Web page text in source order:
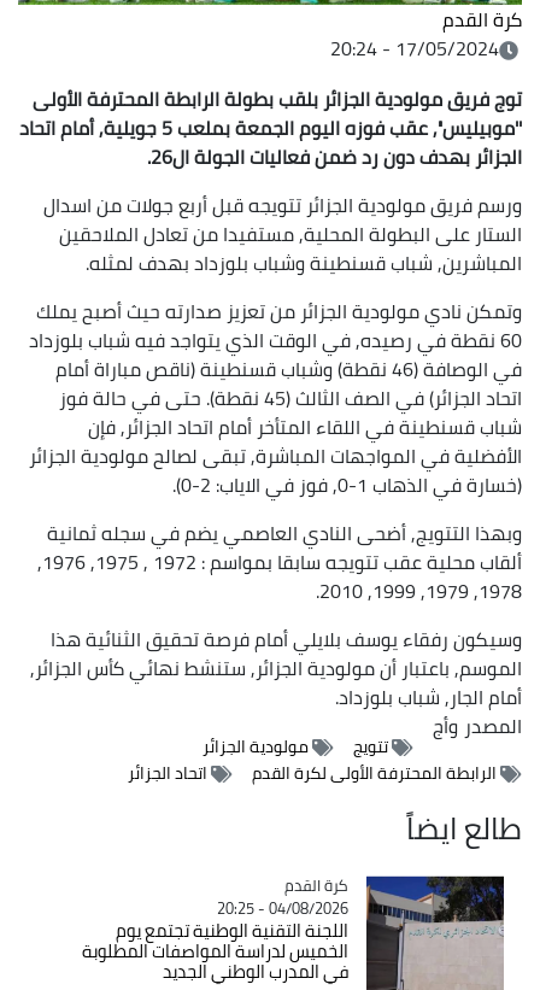
كرة القدم
17/05/2024 - 20:24
توج فريق مولودية الجزائر بلقب بطولة الرابطة المحترفة الأولى
''موبيليس'', عقب فوزه اليوم الجمعة بملعب 5 جويلية, أمام اتحاد
الجزائر بهدف دون رد ضمن فعاليات الجولة ال26.
ورسم فريق مولودية الجزائر تتويجه قبل أربع جولات من اسدال
الستار على البطولة المحلية, مستفيدا من تعادل الملاحقين
المباشرين, شباب قسنطينة وشباب بلوزداد بهدف لمثله.
وتمكن نادي مولودية الجزائر من تعزيز صدارته حيث أصبح يملك
60 نقطة في رصيده, في الوقت الذي يتواجد فيه شباب بلوزداد
في الوصافة (46 نقطة) وشباب قسنطينة (ناقص مباراة أمام
اتحاد الجزائر) في الصف الثالث (45 نقطة). حتى في حالة فوز
شباب قسنطينة في اللقاء المتأخر أمام اتحاد الجزائر, فإن
الأفضلية في المواجهات المباشرة, تبقى لصالح مولودية الجزائر
(خسارة في الذهاب 1-0, فوز في الاياب: 2-0).
وبهذا التتويج, أضحى النادي العاصمي يضم في سجله ثمانية
ألقاب محلية عقب تتويجه سابقا بمواسم : 1972 , 1975, 1976,
1978, 1979, 1999, 2010.
وسيكون رفقاء يوسف بلايلي أمام فرصة تحقيق الثنائية هذا
الموسم, باعتبار أن مولودية الجزائر, ستنشط نهائي كأس الجزائر,
أمام الجار, شباب بلوزداد.
المصدروأج
تتويج
مولودية الجزائر
الرابطة المحترفة الأولى لكرة القدم
اتحاد الجزائر
طالع ايضاً
Catégorie
كرة القدم
04/08/2026 - 20:25
اللجنة التقنية الوطنية تجتمع يوم
الخميس لدراسة المواصفات المطلوبة
في المدرب الوطني الجديد